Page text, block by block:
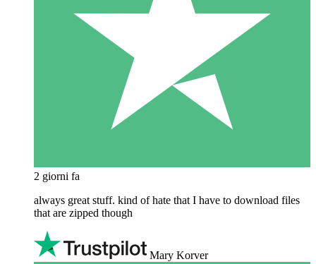
2 giorni fa
always great stuff. kind of hate that I have to download files
that are zipped though
Mary Korver